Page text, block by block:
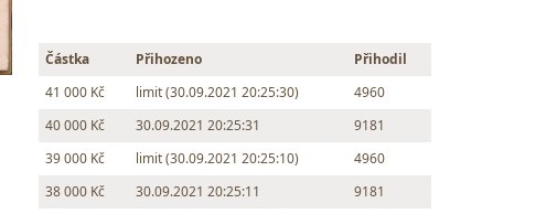
Částka Přihozeno
Přihodil
41 000 Kč
limit (30.09.2021 20:25:30)
4960
40 000 Kč
30.09.2021 20:25:31
9181
39 000 Kč
limit (30.09.2021 20:25:10)
4960
38 000 Kč
30.09.2021 20:25:11
9181